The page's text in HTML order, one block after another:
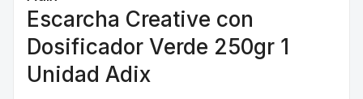
Escarcha Creative con
Dosificador Verde 250gr 1
Unidad Adix